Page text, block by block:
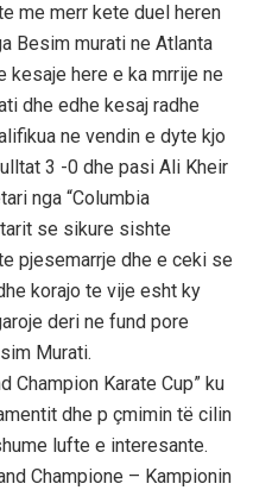
me merr kete duel heren
Besim murati ne Atlanta
kesaje here e ka mrrije ne
dhe edhe kesaj radhe
ne vendin e dyte kjo
3 -0 dhe pasi Ali Kheir
nga “Columbia
se sikure sishte
pjesemarrje dhe e ceki se
korajo te vije esht ky
deri ne fund pore
Murati.
Champion Karate Cup” ku
dhe p çmimin të cilin
lufte e interesante.
Champione – Kampionin